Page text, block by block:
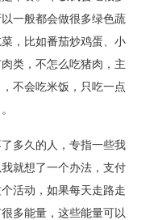
一般都会做很多绿色蔬
，比如番茄炒鸡蛋、小
类，不怎么吃猪肉，主
不会吃米饭，只吃一点
多久的人，专指一些我
就想了一个办法，支付
活动，如果每天走路走
多能量，这些能量可以